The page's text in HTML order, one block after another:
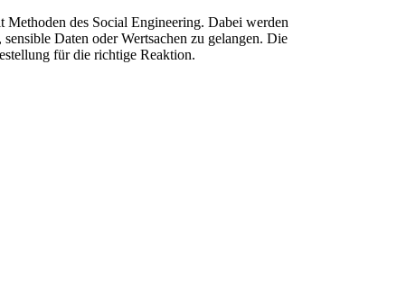
des Social Engineering. Dabei werden
Daten oder Wertsachen zu gelangen. Die
für die richtige Reaktion.